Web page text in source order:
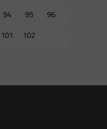
94 95
96
101 102